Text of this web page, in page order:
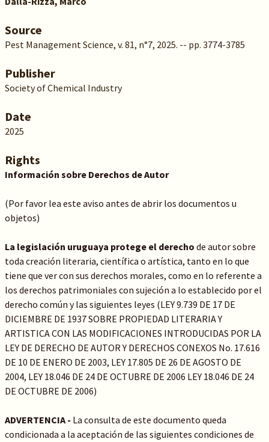
Source
Pest Management Science, v. 81, n°7, 2025. -- pp. 3774-3785
Publisher
Society of Chemical Industry
Date
2025
Rights
Información sobre Derechos de Autor
(Por favor lea este aviso antes de abrir los documentos u
objetos)
La legislación uruguaya protege el derecho de autor sobre
toda creación literaria, científica o artística, tanto en lo que
tiene que ver con sus derechos morales, como en lo referente a
los derechos patrimoniales con sujeción a lo establecido por el
derecho común y las siguientes leyes (LEY 9.739 DE 17 DE
DICIEMBRE DE 1937 SOBRE PROPIEDAD LITERARIA Y
ARTISTICA CON LAS MODIFICACIONES INTRODUCIDAS POR LA
LEY DE DERECHO DE AUTOR Y DERECHOS CONEXOS No. 17.616
DE 10 DE ENERO DE 2003, LEY 17.805 DE 26 DE AGOSTO DE
2004, LEY 18.046 DE 24 DE OCTUBRE DE 2006 LEY 18.046 DE 24
DE OCTUBRE DE 2006)
ADVERTENCIA - La consulta de este documento queda
condicionada a la aceptación de las siguientes condiciones de